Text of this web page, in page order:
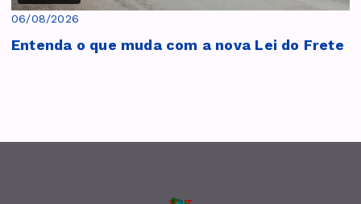
06/08/2026
Entenda o que muda com a nova Lei do Frete